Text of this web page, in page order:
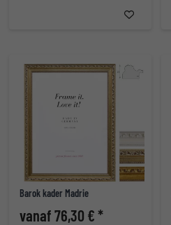
Barok kader Madrie
vanaf 76,30 € *